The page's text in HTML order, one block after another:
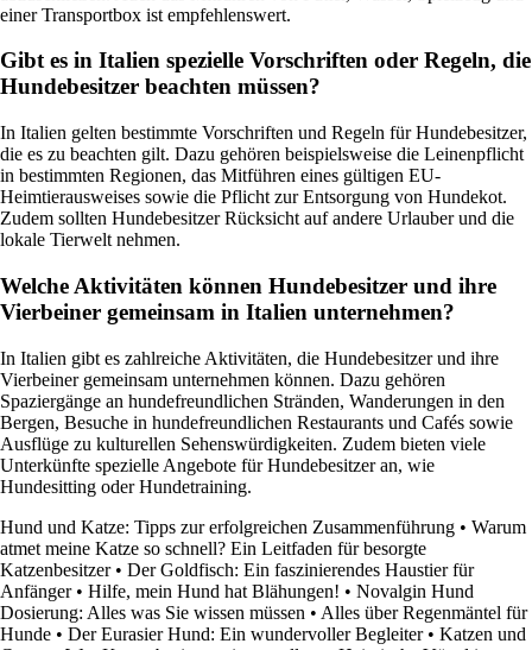
einer Transportbox ist empfehlenswert.
Gibt es in Italien spezielle Vorschriften oder Regeln, die
Hundebesitzer beachten müssen?
In Italien gelten bestimmte Vorschriften und Regeln für Hundebesitzer,
die es zu beachten gilt. Dazu gehören beispielsweise die Leinenpflicht
in bestimmten Regionen, das Mitführen eines gültigen EU-
Heimtierausweises sowie die Pflicht zur Entsorgung von Hundekot.
Zudem sollten Hundebesitzer Rücksicht auf andere Urlauber und die
lokale Tierwelt nehmen.
Welche Aktivitäten können Hundebesitzer und ihre
Vierbeiner gemeinsam in Italien unternehmen?
In Italien gibt es zahlreiche Aktivitäten, die Hundebesitzer und ihre
Vierbeiner gemeinsam unternehmen können. Dazu gehören
Spaziergänge an hundefreundlichen Stränden, Wanderungen in den
Bergen, Besuche in hundefreundlichen Restaurants und Cafés sowie
Ausflüge zu kulturellen Sehenswürdigkeiten. Zudem bieten viele
Unterkünfte spezielle Angebote für Hundebesitzer an, wie
Hundesitting oder Hundetraining.
Hund und Katze: Tipps zur erfolgreichen Zusammenführung • Warum
atmet meine Katze so schnell? Ein Leitfaden für besorgte
Katzenbesitzer• Der Goldfisch: Ein faszinierendes Haustier für
Anfänger• Hilfe, mein Hund hat Blähungen! • Novalgin Hund
Dosierung: Alles was Sie wissen müssen • Alles über Regenmäntel für
Hunde • Der Eurasier Hund: Ein wundervoller Begleiter• Katzen und